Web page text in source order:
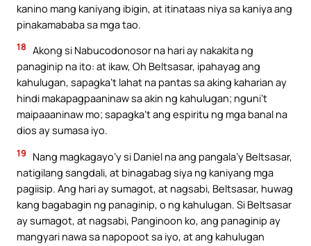
kanino mang kaniyang ibigin, at itinataas niya sa kaniya ang
pinakamababa sa mga tao.
18 Akong si Nabucodonosor na hari ay nakakita ng
panaginip na ito: at ikaw, Oh Beltsasar, ipahayag ang
kahulugan, sapagka’t lahat na pantas sa aking kaharian ay
hindi makapagpaaninaw sa akin ng kahulugan; nguni’t
maipaaaninaw mo; sapagka’t ang espiritu ng mga banal na
dios ay sumasa iyo.
19
Nang magkagayo’y si Daniel na ang pangala’y Beltsasar,
natigilang sangdali, at binagabag siya ng kaniyang mga
pagiisip. Ang hari ay sumagot, at nagsabi, Beltsasar, huwag
kang bagabagin ng panaginip, o ng kahulugan. Si Beltsasar
ay sumagot, at nagsabi, Panginoon ko, ang panaginip ay
mangyari nawa sa napopoot sa iyo, at ang kahulugan